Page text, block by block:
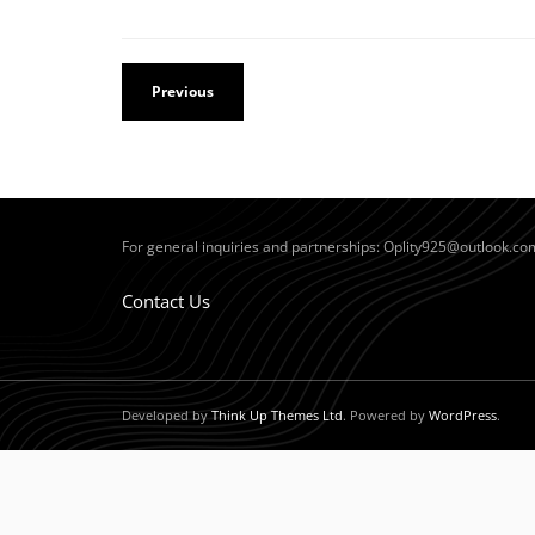
Previous
For general inquiries and partnerships:
Contact Us
Developed byThink Up Themes Ltd. Powered by WordPress.